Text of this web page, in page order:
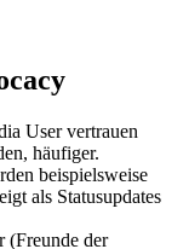
User vertrauen
häufiger.
beispielsweise
als Statusupdates
(Freunde der